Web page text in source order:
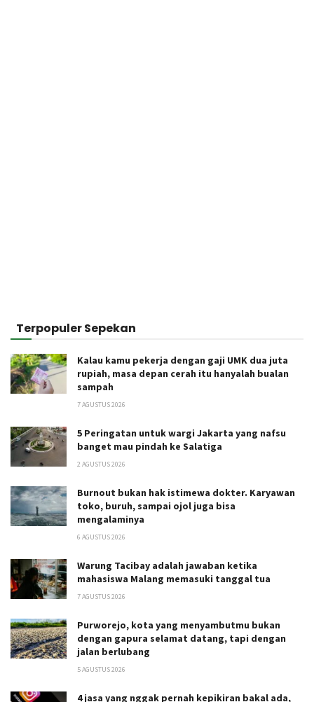
Terpopuler Sepekan
Kalau kamu pekerja dengan gaji UMK dua juta
rupiah, masa depan cerah itu hanyalah bualan
sampah
7 AGUSTUS 2026
5 Peringatan untuk wargi Jakarta yang nafsu
banget mau pindah ke Salatiga
2 AGUSTUS 2026
Burnout bukan hak istimewa dokter. Karyawan
toko, buruh, sampai ojol juga bisa
mengalaminya
6 AGUSTUS 2026
Warung Tacibay adalah jawaban ketika
mahasiswa Malang memasuki tanggal tua
7 AGUSTUS 2026
Purworejo, kota yang menyambutmu bukan
dengan gapura selamat datang, tapi dengan
jalan berlubang
5 AGUSTUS 2026
4 jasa yang nggak pernah kepikiran bakal ada,